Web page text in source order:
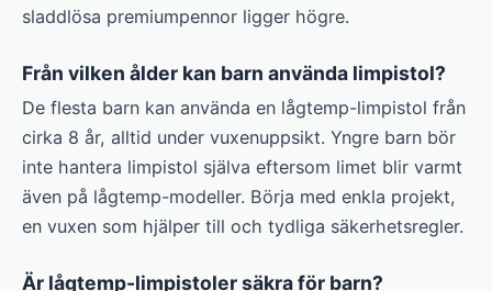
sladdlösa premiumpennor ligger högre.
Från vilken ålder kan barn använda limpistol?
De flesta barn kan använda en lågtemp-limpistol från
cirka 8 år, alltid under vuxenuppsikt. Yngre barn bör
inte hantera limpistol själva eftersom limet blir varmt
även på lågtemp-modeller. Börja med enkla projekt,
en vuxen som hjälper till och tydliga säkerhetsregler.
Är lågtemp-limpistoler säkra för barn?